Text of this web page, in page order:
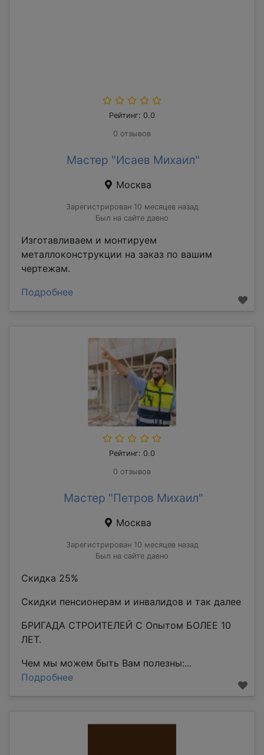
Рейтинг: 0.0
0 отзывов
Мастер "Исаев Михаил"
Москва
Зарегистрирован 10 месяцев назад
Был на сайте давно
Изготавливаем и монтируем
металлоконструкции на заказ по вашим
чертежам.
Подробнее
Рейтинг: 0.0
0 отзывов
Мастер "Петров Михаил"
Москва
Зарегистрирован 10 месяцев назад
Был на сайте давно
Скидка 25%
Скидки пенсионерам и инвалидов и так далее
БРИГАДА СТРОИТЕЛЕЙ С Опытом БОЛЕЕ 10
ЛЕТ.
Чем мы можем быть Вам полезны:...
Подробнее